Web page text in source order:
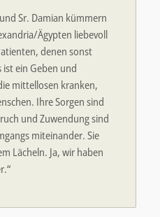
Sr. Damian kümmern
Ägypten liebevoll
denen sonst
ein Geben und
mittellosen kranken,
Ihre Sorgen sind
und Zuwendung sind
miteinander. Sie
Lächeln. Ja, wir haben